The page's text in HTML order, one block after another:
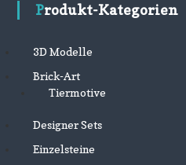
Produkt-Kategorien
3D Modelle
Brick-Art
Tiermotive
Designer Sets
Einzelsteine